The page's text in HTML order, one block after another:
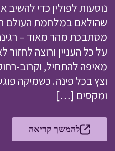
נוסעות לפולין כדי
שהולאם במלחמת העולם
מסתבכת מהר מאוד –
על כל העניין ורוצה
מאיפה להתחיל, וקרוב-
וצץ בכל פינה. כשמיקה
ומקסים […]
להמשך קריאה